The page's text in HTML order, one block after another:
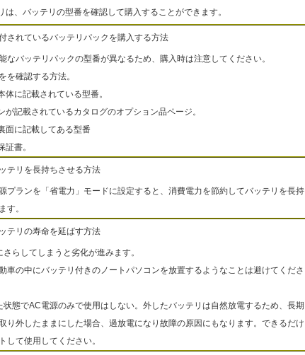
は、バッテリの型番を確認して購入することができます。
されているバッテリパックを購入する方法
なバッテリパックの型番が異なるため、購入時は注意してください。
を確認する方法。
体に記載されている型番。
が記載されているカタログのオプション品ページ。
面に記載してある型番
書。
テリを長持ちさせる方法
プランを「省電力」モードに設定すると、消費電力を節約してバッテリを長持
す。
テリの寿命を延ばす方法
らしてしまうと劣化が進みます。
車の中にバッテリ付きのノートパソコンを放置するようなことは避けてくださ
態でAC電源のみで使用はしない。外したバッテリは自然放電するため、長期
り外したままにした場合、過放電になり故障の原因にもなります。できるだけ
して使用してください。